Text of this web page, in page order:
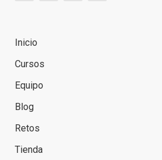
Inicio
Cursos
Equipo
Blog
Retos
Tienda